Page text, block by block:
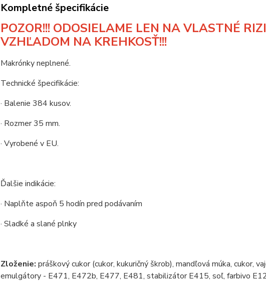
Kompletné špecifikácie
POZOR!!! ODOSIELAME LEN NA VLASTNÉ
VZHĽADOM NA KREHKOSŤ!!!
Makrónky neplnené.
Technické špecifikácie:
· Balenie 384 kusov.
· Rozmer 35 mm.
· Vyrobené v EU.
Ďalšie indikácie:
· Naplňte aspoň 5 hodín pred podávaním
· Sladké a slané plnky
Zloženie: práškový cukor (cukor, kukuričný škrob), mandľová múka, cukor,
emulgátory - E471, E472b, E477, E481, stabilizátor E415, soľ, farbivo